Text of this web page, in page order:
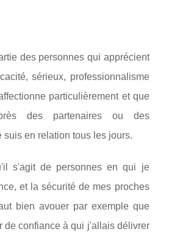
des personnes qui apprécient
sérieux, professionnalisme
particulièrement et que
des partenaires ou des
suis en relation tous les jours.
s'agit de personnes en qui je
et la sécurité de mes proches
bien avouer par exemple que
de confiance à qui j'allais délivrer